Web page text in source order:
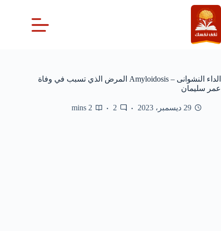
التجاوز
إلى
المحتوى
الداء النشوانى – Amyloidosis المرض الذي تسبب في وفاة
عمر سليمان
29 ديسمبر، 2023 2
2 mins